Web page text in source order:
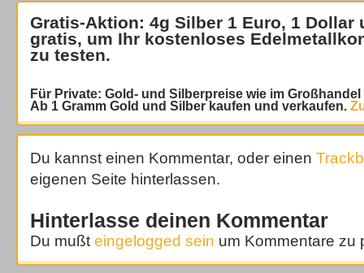
Gratis-Aktion: 4g Silber 1 Euro, 1 Dollar
gratis, um Ihr kostenloses
zu testen.
Für Private: Gold- und Silberpreise wie im
Ab 1 Gramm Gold und Silber kaufen und verkaufen.
Du kannst einen Kommentar, oder einen
eigenen Seite hinterlassen.
Hinterlasse deinen Kommentar
Du mußt eingelogged sein um Kommentare zu